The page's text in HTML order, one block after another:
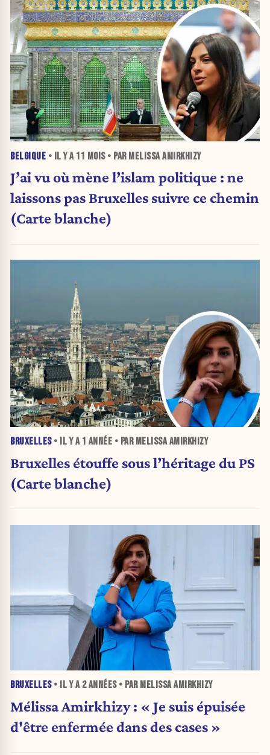
BELGIQUE • IL Y A 11 MOIS• PAR MELISSA AMIRKHIZY
J’ai vu où mène l’islam politique : ne
laissons pas Bruxelles suivre ce chemin
(Carte blanche)
BRUXELLES• IL Y A 1 ANNÉE • PAR MELISSA AMIRKHIZY
Bruxelles étouffe sous l’héritage du PS
(Carte blanche)
BRUXELLES• IL Y A 2 ANNÉES• PAR MELISSA AMIRKHIZY
Mélissa Amirkhizy : « Je suis épuisée
d'être enfermée dans des cases »